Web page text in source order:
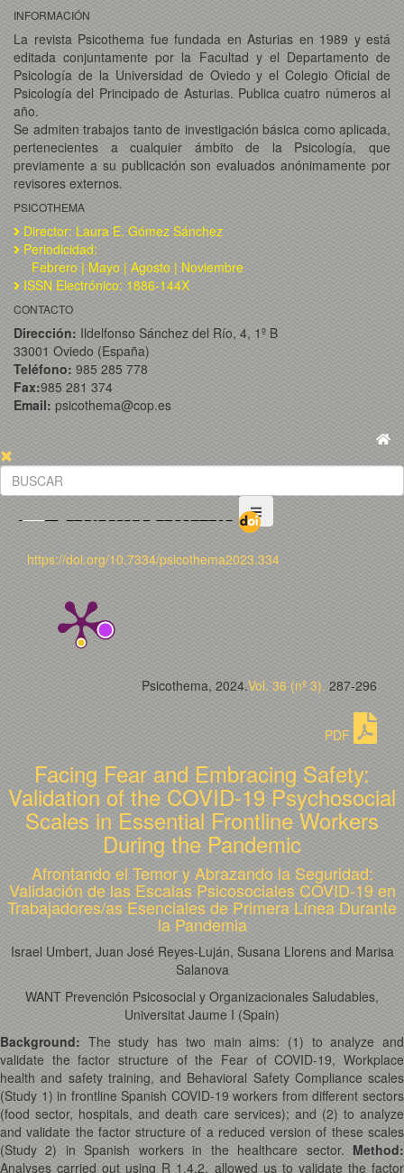
INFORMACIÓN
La revista Psicothema fue fundada en Asturias en 1989 y está
editada conjuntamente por la Facultad y el Departamento de
Psicología de la Universidad de Oviedo y el Colegio Oficial de
Psicología del Principado de Asturias. Publica cuatro números al
año.
Se admiten trabajos tanto de investigación básica como aplicada,
pertenecientes a cualquier ámbito de la Psicología, que
previamente a su publicación son evaluados anónimamente por
revisores externos.
PSICOTHEMA
Director: Laura E. Gómez Sánchez
Periodicidad:
Febrero | Mayo | Agosto | Noviembre
ISSN Electrónico: 1886-144X
CONTACTO
Dirección: Ildelfonso Sánchez del Río, 4, 1º B
33001 Oviedo (España)
Teléfono: 985 285 778
Fax:985 281 374
Email: psicothema@cop.es
https://doi.org/10.7334/psicothema2023.334
Psicothema, 2024.Vol. 36 (nº 3). 287-296
PDF
Facing Fear and Embracing Safety:
Validation of the COVID-19 Psychosocial
Scales in Essential Frontline Workers
During the Pandemic
Afrontando el Temor y Abrazando la Seguridad:
Validación de las Escalas Psicosociales COVID-19 en
Trabajadores/as Esenciales de Primera Línea Durante
la Pandemia
Israel Umbert, Juan José Reyes-Luján, Susana Llorens and Marisa
Salanova
WANT Prevención Psicosocial y Organizacionales Saludables,
Universitat Jaume I (Spain)
Background: The study has two main aims: (1) to analyze and
validate the factor structure of the Fear of COVID-19, Workplace
health and safety training, and Behavioral Safety Compliance scales
(Study 1) in frontline Spanish COVID-19 workers from different sectors
(food sector, hospitals, and death care services); and (2) to analyze
and validate the factor structure of a reduced version of these scales
(Study 2) in Spanish workers in the healthcare sector. Method:
Analyses carried out using R 1.4.2. allowed us to validate the factor